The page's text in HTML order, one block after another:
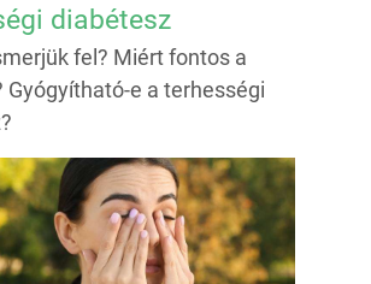
diabétesz
fel? Miért fontos a
Gyógyítható-e a terhességi